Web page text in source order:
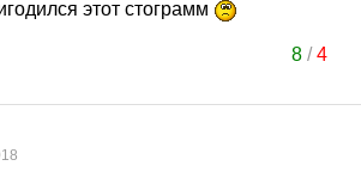
этот стограмм
8/4